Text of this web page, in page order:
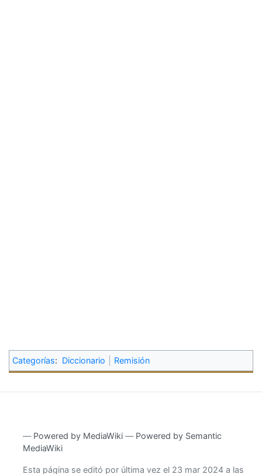
Categorías: Diccionario Remisión
― Powered by MediaWiki ― Powered by Semantic
MediaWiki
Esta página se editó por última vez el 23 mar 2024 a las